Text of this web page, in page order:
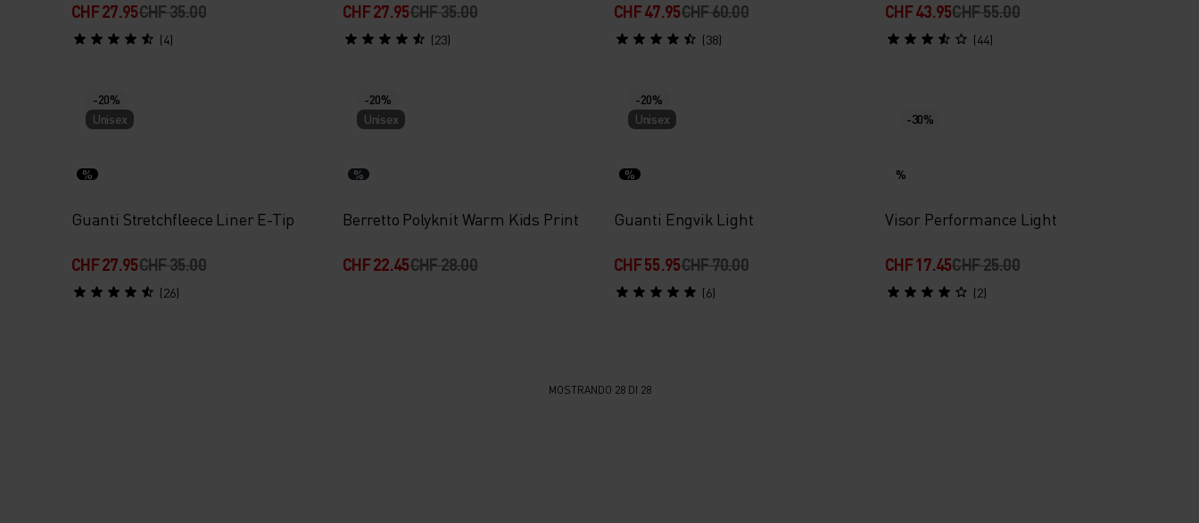
CHF 27.95CHF 35.00
(4)
CHF 27.95CHF 35.00
(23)
CHF 47.95CHF 60.00
(38)
CHF 43.95CHF 55.00
(44)
-20%
Unisex
%
Guanti Stretchfleece Liner E-Tip
CHF 27.95CHF 35.00
(26)
-20%
Unisex
%
Berretto Polyknit Warm Kids Print
CHF 22.45CHF 28.00
-20%
Unisex
%
Guanti Engvik Light
CHF 55.95CHF 70.00
(6)
-30%
%
Visor Performance Light
CHF 17.45CHF 25.00
(2)
MOSTRANDO 28 DI 28